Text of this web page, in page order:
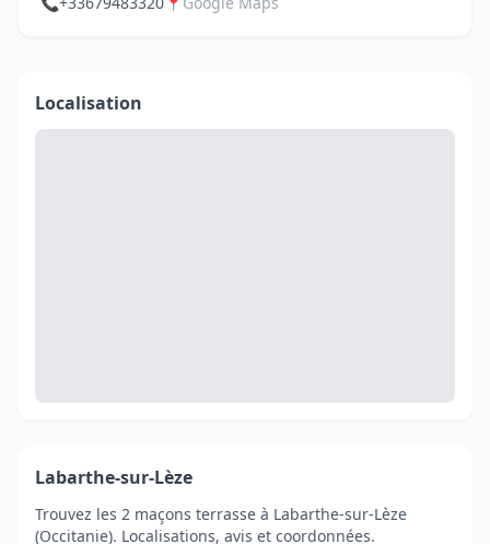
Localisation
Labarthe-sur-Lèze
Trouvez les 2 maçons terrasse à Labarthe-sur-Lèze
(Occitanie). Localisations, avis et coordonnées.